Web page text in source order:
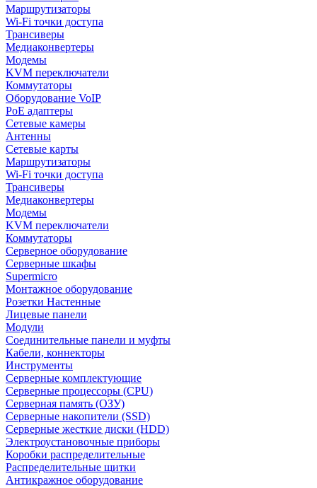
Маршрутизаторы
Wi-Fi точки доступа
Трансиверы
Медиаконвертеры
Модемы
KVM переключатели
Коммутаторы
Оборудование VoIP
PoE адаптеры
Сетевые камеры
Антенны
Сетевые карты
Маршрутизаторы
Wi-Fi точки доступа
Трансиверы
Медиаконвертеры
Модемы
KVM переключатели
Коммутаторы
Серверное оборудование
Серверные шкафы
Supermicro
Монтажное оборудование
Розетки Настенные
Лицевые панели
Модули
Соединительные панели и муфты
Кабели, коннекторы
Инструменты
Серверные комплектующие
Серверные процессоры (CPU)
Серверная память (ОЗУ)
Серверные накопители (SSD)
Серверные жесткие диски (HDD)
Электроустановочные приборы
Коробки распределительные
Распределительные щитки
Антикражное оборудование